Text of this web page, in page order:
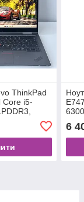
ThinkPad
Core i5-
6